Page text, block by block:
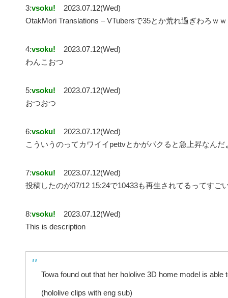
3:vsoku!
2023.07.12(Wed)
OtakMori Translations – VTubersで35とか荒れ過ぎわろｗ
4:vsoku!
2023.07.12(Wed)
わんこおつ
5:vsoku!
2023.07.12(Wed)
おつおつ
6:vsoku!
2023.07.12(Wed)
こういうのってカワイイpettvとかがパクると急上昇なんだ
7:vsoku!
2023.07.12(Wed)
投稿したのが07/12 15:24で10433も再生されてるってすご
8:vsoku!
2023.07.12(Wed)
This is description
Towa found out that her hololive 3D home model is
(hololive clips with eng sub)